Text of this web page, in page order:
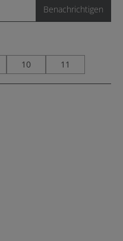
Benachrichtigen
10 11